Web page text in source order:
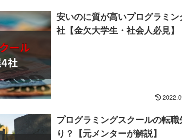
安いのに質が高いプログラミ
社【金欠大学生・社会人必見】
プログラミングスクールの転
り？【元メンターが解説】